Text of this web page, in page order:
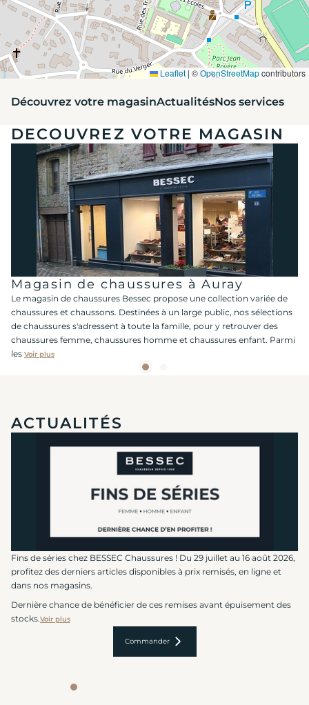
Leaflet | ©OpenStreetMapcontributors
Découvrez votre magasinActualitésNos services
DECOUVREZ VOTRE MAGASIN
Magasin de chaussures à Auray
Le magasin de chaussures Bessec propose une collection variée de
chaussures et chaussons. Destinées à un large public, nos sélections
de chaussures s'adressent à toute la famille, pour y retrouver des
chaussures femme, chaussures homme et chaussures enfant. Parmi
les Voir plus
ACTUALITÉS
Fins de séries chez BESSEC Chaussures ! Du 29 juillet au 16 août 2026,
profitez des derniers articles disponibles à prix remisés, en ligne et
dans nos magasins.
Dernière chance de bénéficier de ces remises avant épuisement des
stocks.Voir plus
Commander